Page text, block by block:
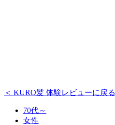
＜ KURO髪 体験レビューに戻る
70代～
女性